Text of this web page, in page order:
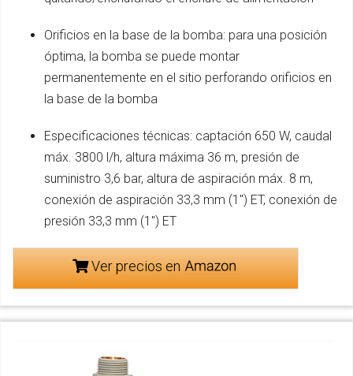
Orificios en la base de la bomba: para una posición
óptima, la bomba se puede montar
permanentemente en el sitio perforando orificios en
la base de la bomba
Especificaciones técnicas: captación 650 W, caudal
máx. 3800 l/h, altura máxima 36 m, presión de
suministro 3,6 bar, altura de aspiración máx. 8 m,
conexión de aspiración 33,3 mm (1") ET, conexión de
presión 33,3 mm (1") ET
Ver precios en